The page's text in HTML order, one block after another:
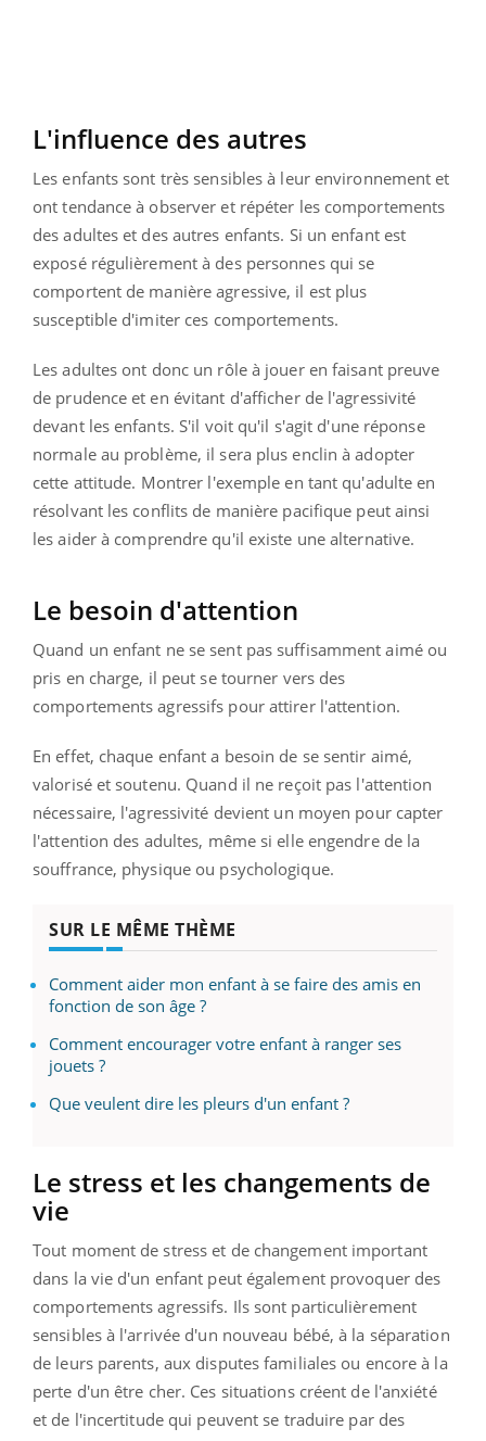
L'influence des autres
Les enfants sont très sensibles à leur environnement et
ont tendance à observer et répéter les comportements
des adultes et des autres enfants. Si un enfant est
exposé régulièrement à des personnes qui se
comportent de manière agressive, il est plus
susceptible d'imiter ces comportements.
Les adultes ont donc un rôle à jouer en faisant preuve
de prudence et en évitant d'afficher de l'agressivité
devant les enfants. S'il voit qu'il s'agit d'une réponse
normale au problème, il sera plus enclin à adopter
cette attitude. Montrer l'exemple en tant qu'adulte en
résolvant les conflits de manière pacifique peut ainsi
les aider à comprendre qu'il existe une alternative.
Le besoin d'attention
Quand un enfant ne se sent pas suffisamment aimé ou
pris en charge, il peut se tourner vers des
comportements agressifs pour attirer l'attention.
En effet, chaque enfant a besoin de se sentir aimé,
valorisé et soutenu. Quand il ne reçoit pas l'attention
nécessaire, l'agressivité devient un moyen pour capter
l'attention des adultes, même si elle engendre de la
souffrance, physique ou psychologique.
SUR LE MÊME THÈME
Comment aider mon enfant à se faire des amis en
fonction de son âge ?
Comment encourager votre enfant à ranger ses
jouets ?
Que veulent dire les pleurs d'un enfant ?
Le stress et les changements de
vie
Tout moment de stress et de changement important
dans la vie d'un enfant peut également provoquer des
comportements agressifs. Ils sont particulièrement
sensibles à l'arrivée d'un nouveau bébé, à la séparation
de leurs parents, aux disputes familiales ou encore à la
perte d'un être cher. Ces situations créent de l'anxiété
et de l'incertitude qui peuvent se traduire par des